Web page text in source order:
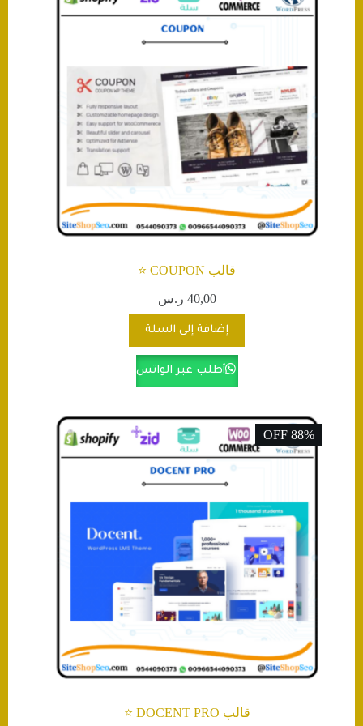
قالب COUPON ⭐️
40,00 ر.س
إضافة إلى السلة
أطلب عبر الواتس
88% OFF
قالب DOCENT PRO ⭐️